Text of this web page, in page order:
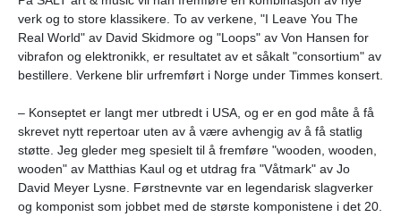
verk og to store klassikere. To av verkene, "I Leave You The
Real World" av David Skidmore og "Loops" av Von Hansen for
vibrafon og elektronikk, er resultatet av et såkalt "consortium" av
bestillere. Verkene blir urfremført i Norge under Timmes konsert.
– Konseptet er langt mer utbredt i USA, og er en god måte å få
skrevet nytt repertoar uten av å være avhengig av å få statlig
støtte. Jeg gleder meg spesielt til å fremføre "wooden, wooden,
wooden" av Matthias Kaul og et utdrag fra "Våtmark" av Jo
David Meyer Lysne. Førstnevnte var en legendarisk slagverker
og komponist som jobbet med de største komponistene i det 20.